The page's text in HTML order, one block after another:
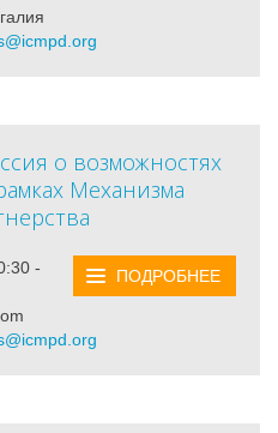
о возможностях
Механизма
ПОДРОБНЕЕ
-